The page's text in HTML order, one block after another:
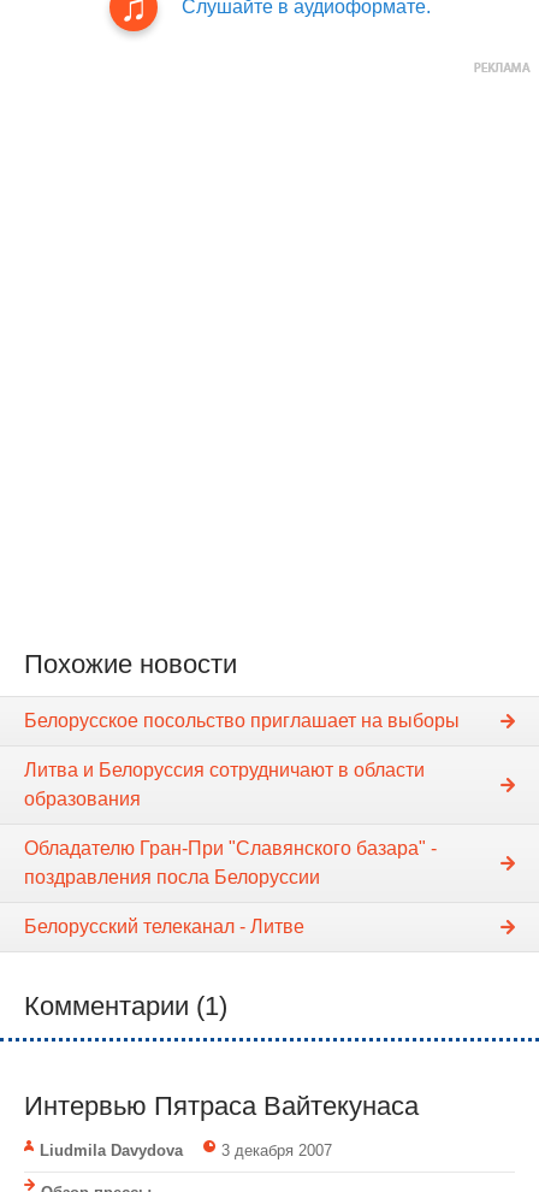
Слушайте в аудиоформате.
Похожие новости
Белорусское посольство приглашает на выборы
Литва и Белоруссия сотрудничают в области
образования
Обладателю Гран-При "Славянского базара" -
поздравления посла Белоруссии
Белорусский телеканал - Литве
Комментарии (1)
Интервью Пятраса Вайтекунаса
Liudmila Davydova 3 декабря 2007